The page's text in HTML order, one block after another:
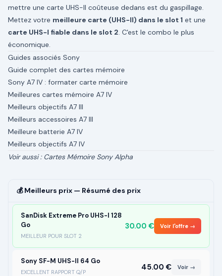
mettre une carte UHS-II coûteuse dedans est du gaspillage.
Mettez votre meilleure carte (UHS-II) dans le slot 1 et une
carte UHS-I fiable dans le slot 2. C'est le combo le plus
économique.
Guides associés Sony
Guide complet des cartes mémoire
Sony A7 IV : formater carte mémoire
Meilleures cartes mémoire A7 IV
Meilleurs objectifs A7 III
Meilleurs accessoires A7 III
Meilleure batterie A7 IV
Meilleurs objectifs A7 IV
Voir aussi : Cartes Mémoire Sony Alpha
💰 Meilleurs prix — Résumé des prix
SanDisk Extreme Pro UHS-I 128
Go
MEILLEUR POUR SLOT 2
30.00 € Voir l'offre →
Sony SF-M UHS-II 64 Go
EXCELLENT RAPPORT Q/P
45.00 € Voir →